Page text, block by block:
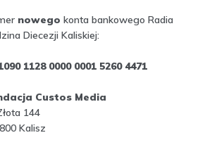
nowego konta bankowego Radia
Diecezji Kaliskiej:
1128 0000 0001 5260 4471
Custos Media
144
Kalisz